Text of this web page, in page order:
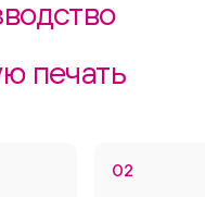
печать
02